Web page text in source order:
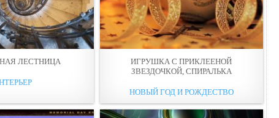
ЛЕСТНИЦА
ИГРУШКА С ПРИКЛЕЕНОЙ
ЗВЕЗДОЧКОЙ, СПИРАЛЬКА
НОВЫЙ ГОД И РОЖДЕСТВО